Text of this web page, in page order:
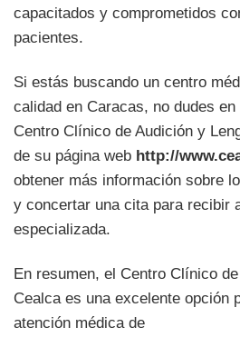
capacitados y comprometidos
pacientes.
Si estás buscando un centro
calidad en Caracas, no dudes
Centro Clínico de Audición y
de su página web http://
obtener más información sobre
y concertar una cita para recibir
especializada.
En resumen, el Centro Clínico
Cealca es una excelente opción
atención médica de